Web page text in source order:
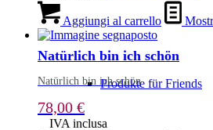
Produkte für Friends
Aggiungi al carrello
Natürlich bin ich schön
Natürlich bin ich schön
78,00 €
IVA inclusa